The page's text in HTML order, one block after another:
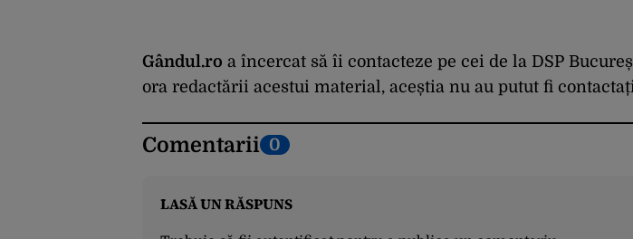
Gândul.ro a încercat să îi contacteze pe cei de la DSP
ora redactării acestui material, aceștia nu au putut fi
Comentarii 0
LASĂ UN RĂSPUNS